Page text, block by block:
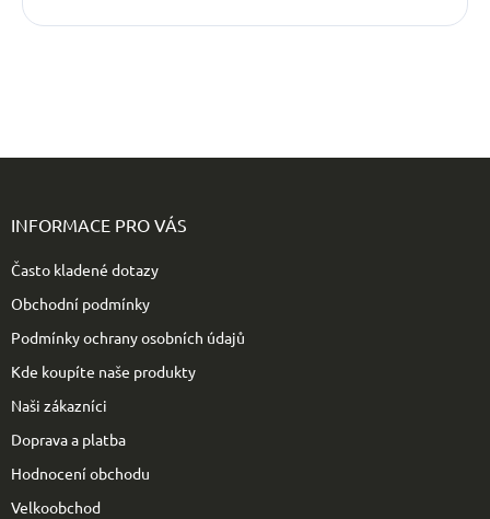
INFORMACE PRO VÁS
Často kladené dotazy
Obchodní podmínky
Podmínky ochrany osobních údajů
Kde koupíte naše produkty
Naši zákazníci
Doprava a platba
Hodnocení obchodu
Velkoobchod